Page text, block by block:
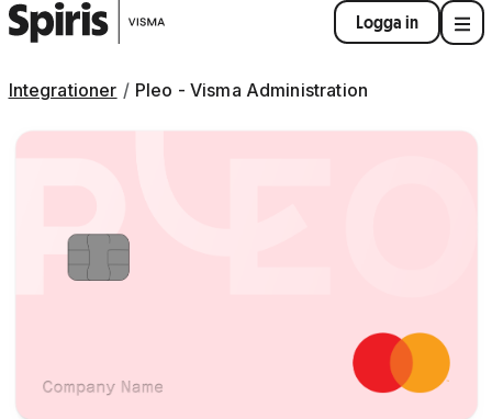
Logga in
Integrationer Pleo - Visma Administration